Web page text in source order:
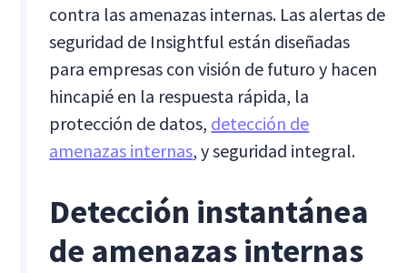
contra las amenazas internas. Las alertas de
seguridad de Insightful están diseñadas
para empresas con visión de futuro y hacen
hincapié en la respuesta rápida, la
protección de datos, detección de
amenazas internas, y seguridad integral.
Detección instantánea
de amenazas internas